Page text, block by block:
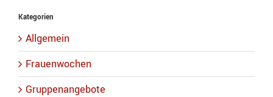
Kategorien
Allgemein
Frauenwochen
Gruppenangebote